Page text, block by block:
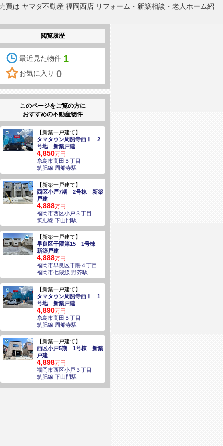
は ヤマダ不動産 福岡西店 リフォーム・新築相談・老人ホーム紹
閲覧履歴
最近見た物件 1
お気に入り 0
このページをご覧の方に
おすすめの不動産物件
【新築一戸建て】
タマタウン周船寺西Ⅱ 2
号地 新築戸建
4,850万円
糸島市高田５丁目
筑肥線 周船寺駅
【新築一戸建て】
西区小戸7期 2号棟 新築
戸建
4,888万円
福岡市西区小戸３丁目
筑肥線 下山門駅
【新築一戸建て】
早良区干隈第15 1号棟
新築戸建
4,888万円
福岡市早良区干隈４丁目
福岡市七隈線 野芥駅
【新築一戸建て】
タマタウン周船寺西Ⅱ 1
号地 新築戸建
4,890万円
糸島市高田５丁目
筑肥線 周船寺駅
【新築一戸建て】
西区小戸5期 1号棟 新築
戸建
4,898万円
福岡市西区小戸３丁目
筑肥線 下山門駅